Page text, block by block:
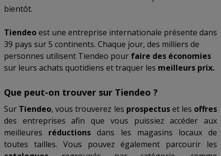
bientôt.
Tiendeoest une entreprise internationale présente dans
39 pays sur 5 continents. Chaque jour, des milliers de
personnes utilisent Tiendeo pour faire des économies
sur leurs achats quotidiens et traquer les meilleurs prix.
Que peut-on trouver sur Tiendeo ?
Sur Tiendeo, vous trouverez les prospectuset les offres
des entreprises afin que vous puissiez accéder aux
meilleures réductions dans les magasins locaux de
toutes tailles. Vous pouvez également parcourir les